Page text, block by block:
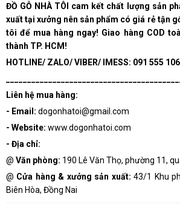
ĐỒ GỖ NHÀ TÔI cam kết chất lượng sản
xuất tại xưởng nên sản phẩm có giá rẻ tận
tôi để mua hàng ngay! Giao hàng COD
thành TP. HCM!
HOTLINE/ ZALO/ VIBER/ IMESS: 091 555
Liên hệ mua hàng:
- Email: dogonhatoi@gmail.com
- Website: www.dogonhatoi.com
- Địa chỉ:
@ Văn phòng: 190 Lê Văn Thọ, phường 11,
@ Cửa hàng & xưởng sản xuất: 43/1 Khu
Biên Hòa, Đồng Nai